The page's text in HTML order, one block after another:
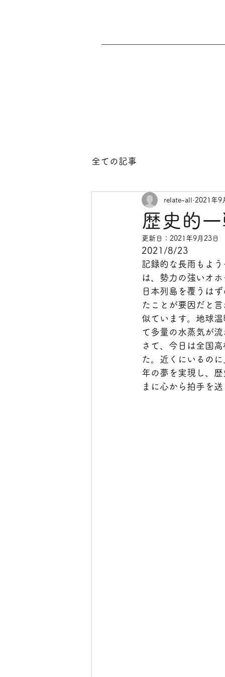
全ての記事
歴史的
relate-all 2021年9
更新日： 2021年9月23日
2021/8/23
記録的な長雨もよ
は、勢力の強いオ
日本列島を覆うは
たことが要因だと
似ています。地球
て多量の水蒸気が
さて、今日は全国
た。近くにいるの
年の夢を実現し、
まに心から拍手を